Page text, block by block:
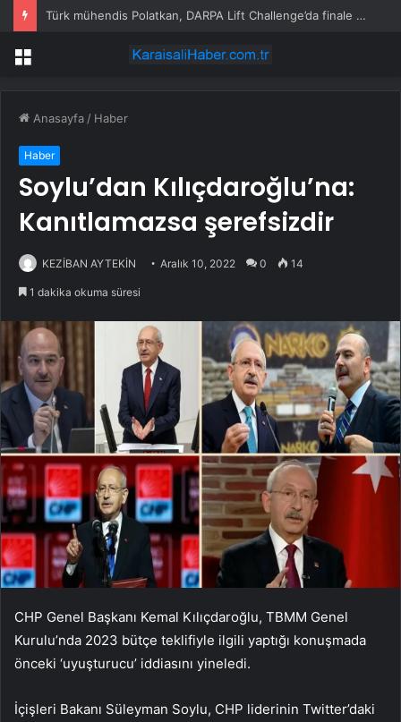
Ece Erken’den ‘yasak aşk’ açıklaması: Hukuki yollara başvuruyor
Menü
Anasayfa / Haber
Haber
Soylu’dan Kılıçdaroğlu’na:
Kanıtlamazsa şerefsizdir
KEZİBAN AYTEKİN Aralık 10, 2022 0 14
1 dakika okuma süresi
CHP Genel Başkanı Kemal Kılıçdaroğlu, TBMM Genel
Kurulu’nda 2023 bütçe teklifiyle ilgili yaptığı konuşmada
önceki ‘uyuşturucu’ iddiasını yineledi.
İçişleri Bakanı Süleyman Soylu, CHP liderinin Twitter’daki